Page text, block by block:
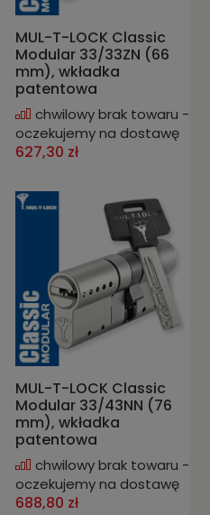
MUL-T-LOCK Classic
Modular 33/33ZN (66
mm), wkładka
patentowa
chwilowy brak towaru -
oczekujemy na dostawę
627,30 zł
MUL-T-LOCK Classic
Modular 33/43NN (76
mm), wkładka
patentowa
chwilowy brak towaru -
oczekujemy na dostawę
688,80 zł